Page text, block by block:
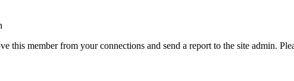
this member from your connections and send a report to the site admin.